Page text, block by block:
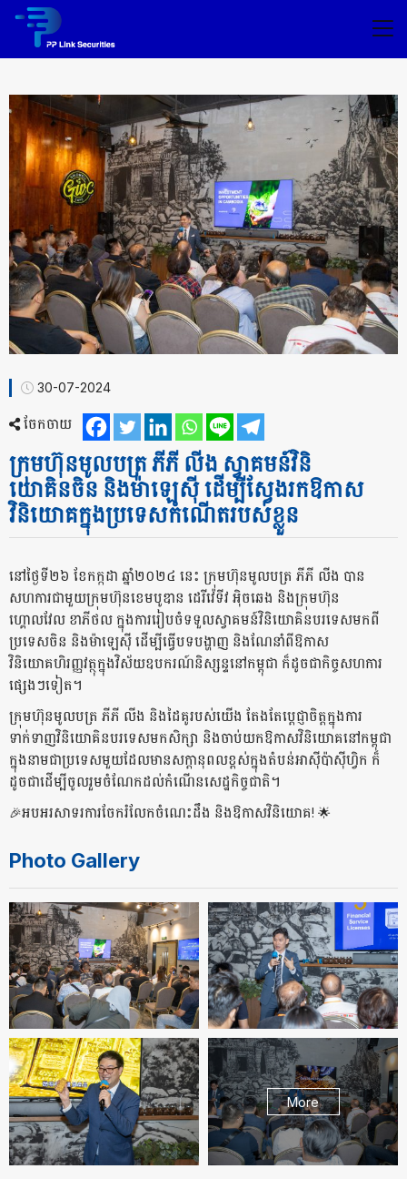
30-07-2024
ចែកចាយ
ក្រុមហ៊ុនមូលបត្រ ភីភី លីង ស្វាគមន៍វិនិ
យោគិនចិន និងម៉ាឡេស៊ី ដើម្បីស្វែងរកឱកាស
វិនិយោគក្នុងប្រទេសកំណើតរបស់ខ្លួន
នៅថ្ងៃទី២៦ ខែកក្កដា ឆ្នាំ២០២៤ នេះ ក្រុមហ៊ុនមូលបត្រ ភីភី លីង បាន
សហការជាមួយក្រុមហ៊ុនខេមបូឌាន ដេរីវ៉េទីវ អ៊ិចឆេង និងក្រុមហ៊ុន
ហ្គោលវែល ខាភីថល ក្នុងការរៀបចំទទួលស្វាគមន៍វិនិយោគិនបរទេសមកពី
ប្រទេសចិន និងម៉ាឡេស៊ី ដើម្បីធ្វើបទបង្ហាញ និងណែនាំពីឱកាស
វិនិយោគហិរញ្ញវត្ថុក្នុងវិស័យឧបករណ៍និស្សន្ទនៅកម្ពុជា ក៏ដូចជាកិច្ចសហការ
ផ្សេងៗទៀត។
ក្រុមហ៊ុនមូលបត្រ ភីភី លីង និងដៃគូរបស់យើង តែងតែប្តេជ្ញាចិត្តក្នុងការ
ទាក់ទាញវិនិយោគិនបរទេសមកសិក្សា និងចាប់យកឱកាសវិនិយោគនៅកម្ពុជា
ក្នុងនាមជាប្រទេសមួយដែលមានសក្ដានុពលខ្ពស់ក្នុងតំបន់អាស៊ីប៉ាស៊ីហ្វិក ក៏
ដូចជាដើម្បីចូលរួមចំណែកដល់កំណើនសេដ្ឋកិច្ចជាតិ។
🎉អបអរសាទរការចែករំលែកចំណេះដឹង និងឱកាសវិនិយោគ! 🌟
Photo Gallery
More